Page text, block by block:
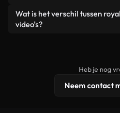
een losstaand product.
Je krijgt schoon, direct
Ja. Je mag onze video's
remixen. Zorg er wel voor
Wat is het verschil tussen
video's?
licentiebescherming omvat.
Heb je nog
Neem contact